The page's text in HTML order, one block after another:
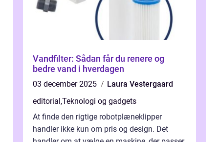
Vandfilter: Sådan får du renere og
bedre vand i hverdagen
03 december 2025
Laura Vestergaard
editorial ,Teknologi og gadgets
At finde den rigtige robotplæneklipper
handler ikke kun om pris og design. Det